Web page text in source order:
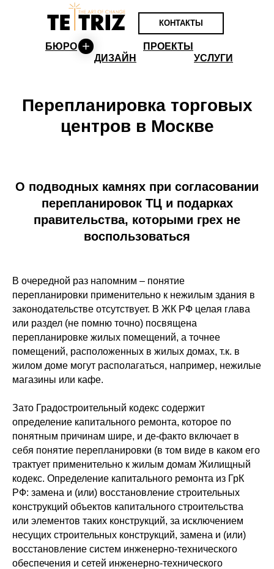
ПРОЕКТЫ
ДИЗАЙН
КОНТАКТЫ
УСЛУГИ
БЮРО
Перепланировка торговых
центров в Москве
О подводных камнях при согласовании
перепланировок ТЦ и подарках
правительства, которыми грех не
воспользоваться
В очередной раз напомним – понятие
перепланировки применительно к нежилым здания в
законодательстве отсутствует. В ЖК РФ целая глава
или раздел (не помню точно) посвящена
перепланировке жилых помещений, а точнее
помещений, расположенных в жилых домах, т.к. в
жилом доме могут располагаться, например, нежилые
магазины или кафе.
Зато Градостроительный кодекс содержит
определение капитального ремонта, которое по
понятным причинам шире, и де-факто включает в
себя понятие перепланировки (в том виде в каком его
трактует применительно к жилым домам Жилищный
кодекс. Определение капитального ремонта из ГрК
РФ: замена и (или) восстановление строительных
конструкций объектов капитального строительства
или элементов таких конструкций, за исключением
несущих строительных конструкций, замена и (или)
восстановление систем инженерно-технического
обеспечения и сетей инженерно-технического